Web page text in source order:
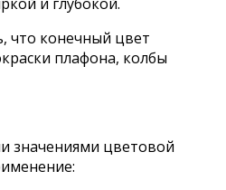
что конечный цвет
плафона, колбы
значениями цветовой